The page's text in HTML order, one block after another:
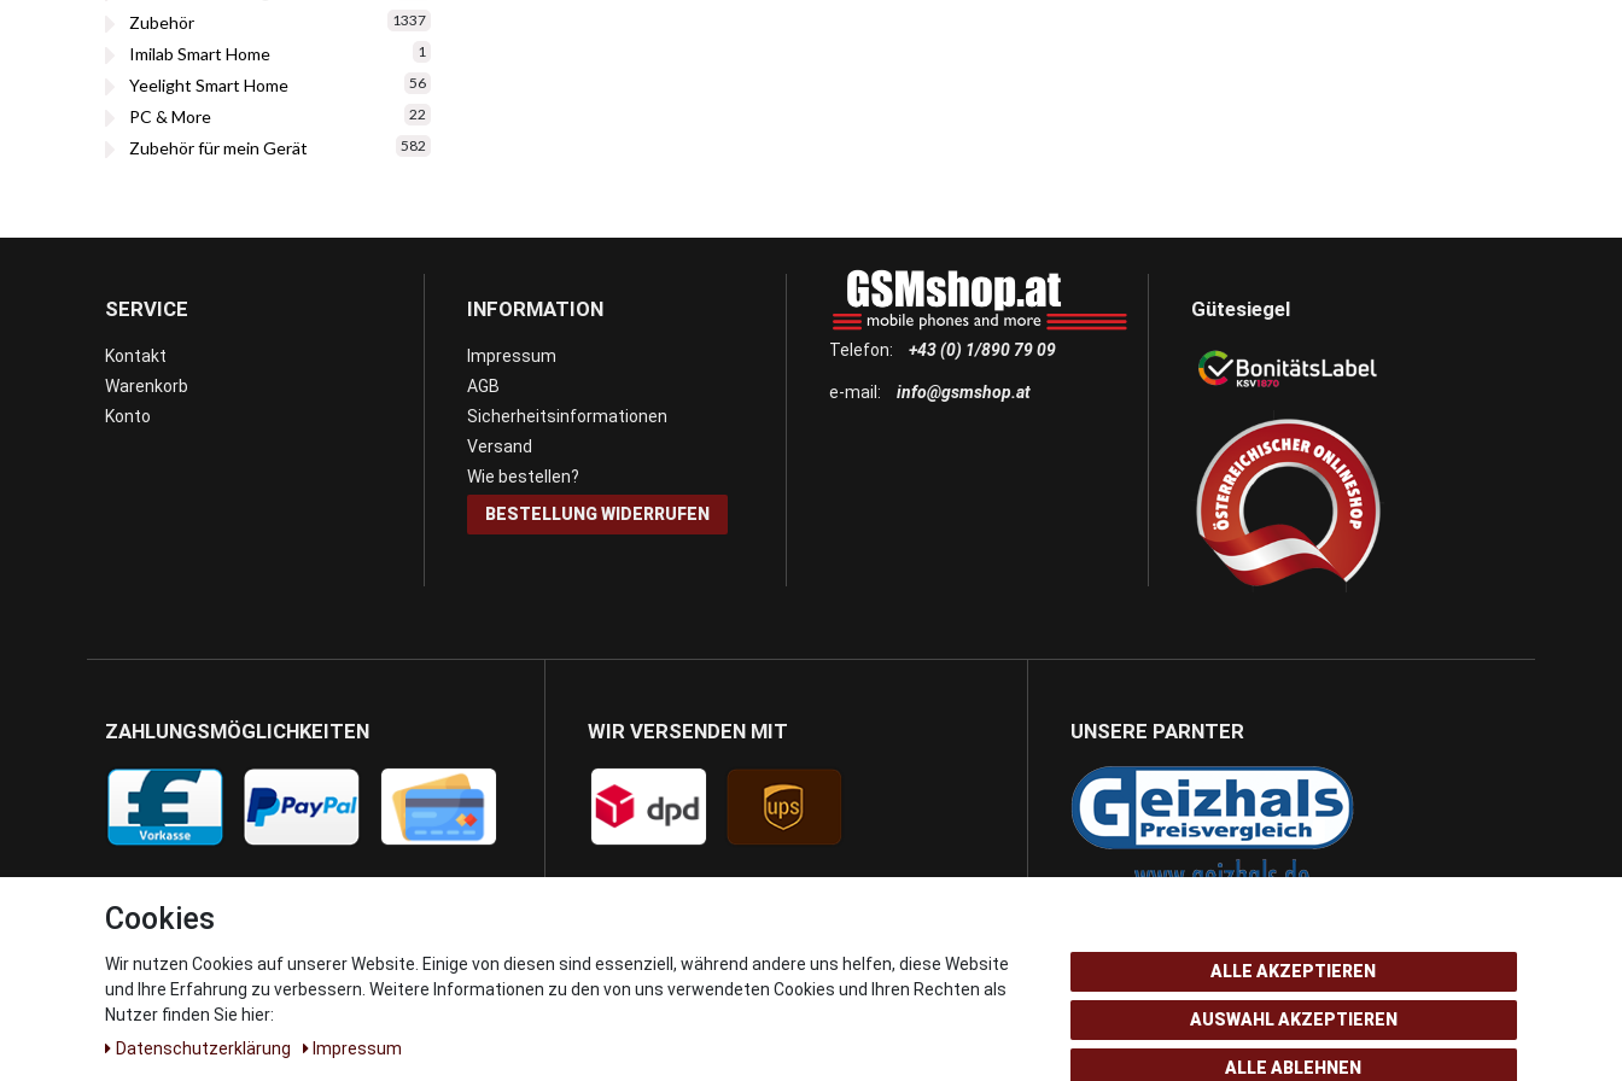
Zubehör 1337
Imilab Smart Home 1
Yeelight Smart Home 56
PC & More 22
Zubehör für mein Gerät 582
SERVICE
Kontakt
Warenkorb
Konto
INFORMATION
Impressum
AGB
Sicherheitsinformationen
Versand
Wie bestellen?
BESTELLUNG WIDERRUFEN
Telefon: +43 (0) 1/890 79 09
e-mail: info@gsmshop.at
Gütesiegel
ZAHLUNGSMÖGLICHKEITEN WIR VERSENDEN MIT UNSERE PARNTER
Cookies
Wir nutzen Cookies auf unserer Website. Einige von diesen sind essenziell, während andere uns helfen, diese Website
und Ihre Erfahrung zu verbessern. Weitere Informationen zu den von uns verwendeten Cookies und Ihren Rechten als
Nutzer finden Sie hier:
Daten­schutz­erklärung
Impressum
ALLE AKZEPTIEREN
AUSWAHL AKZEPTIEREN
ALLE ABLEHNEN